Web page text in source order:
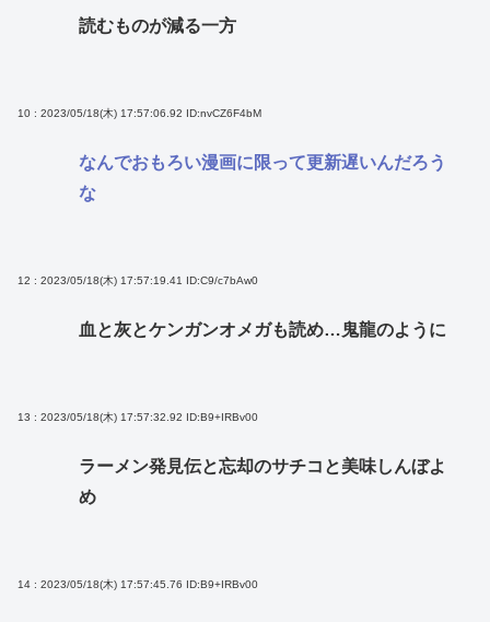
読むものが減る一方
10 : 2023/05/18(木) 17:57:06.92 ID:nvCZ6F4bM
なんでおもろい漫画に限って更新遅いんだろう
な
12 : 2023/05/18(木) 17:57:19.41 ID:C9/c7bAw0
血と灰とケンガンオメガも読め…鬼龍のように
13 : 2023/05/18(木) 17:57:32.92 ID:B9+IRBv00
ラーメン発見伝と忘却のサチコと美味しんぼよ
め
14 : 2023/05/18(木) 17:57:45.76 ID:B9+IRBv00